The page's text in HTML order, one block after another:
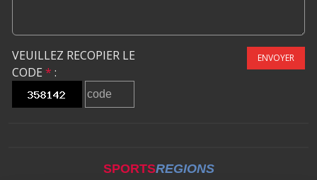
VEUILLEZ RECOPIER LE
CODE * :
ENVOYER
SPORTSREGIONS